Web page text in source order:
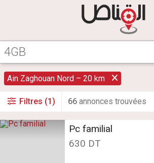
Ain Zaghouan Nord – 20 km
Filtres (1) 66 annonces trouvées
Pc familial
630 DT